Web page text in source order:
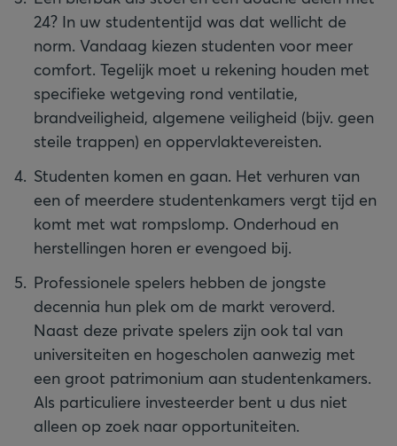
24? In uw studententijd was dat wellicht de
norm. Vandaag kiezen studenten voor meer
comfort. Tegelijk moet u rekening houden met
specifieke wetgeving rond ventilatie,
brandveiligheid, algemene veiligheid (bijv. geen
steile trappen) en oppervlaktevereisten.
Studenten komen en gaan. Het verhuren van
een of meerdere studentenkamers vergt tijd en
komt met wat rompslomp. Onderhoud en
herstellingen horen er evengoed bij.
Professionele spelers hebben de jongste
decennia hun plek om de markt veroverd.
Naast deze private spelers zijn ook tal van
universiteiten en hogescholen aanwezig met
een groot patrimonium aan studentenkamers.
Als particuliere investeerder bent u dus niet
alleen op zoek naar opportuniteiten.